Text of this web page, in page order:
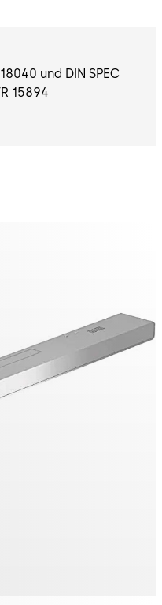
und DIN SPEC
15894